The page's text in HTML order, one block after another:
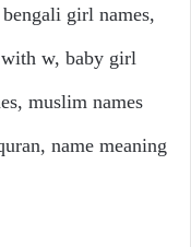
girl names,
w, baby girl
muslim names
name meaning